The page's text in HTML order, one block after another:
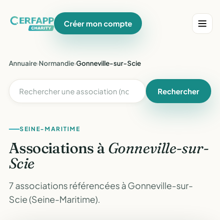
Créer mon compte
Annuaire›Normandie›Gonneville-sur-Scie
Rechercher
SEINE-MARITIME
Associations à Gonneville-sur-
Scie
7 associations référencées à Gonneville-sur-
Scie (Seine-Maritime).